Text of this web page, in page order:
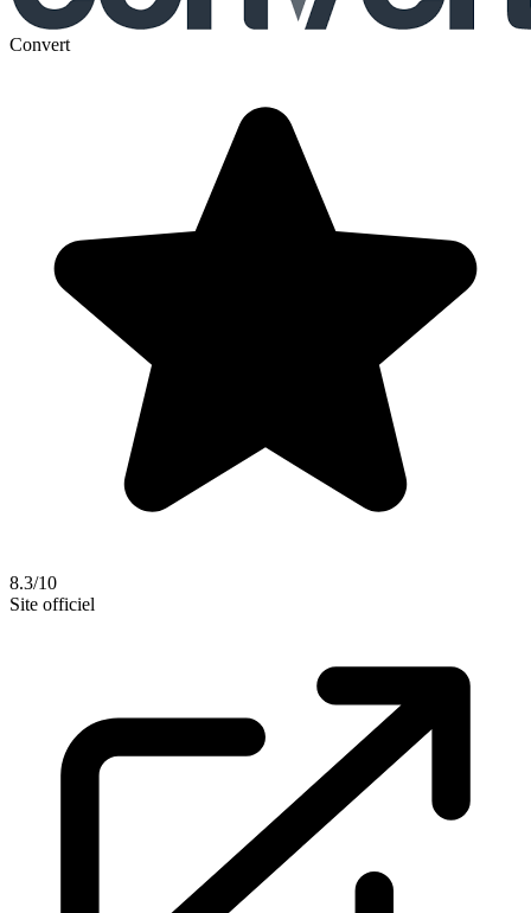
Convert
8.3/10
Site officiel